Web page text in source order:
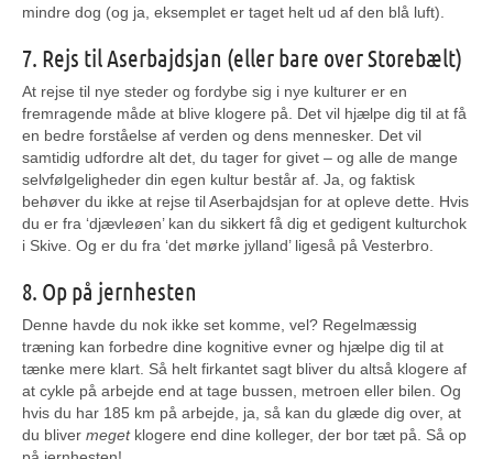
mindre dog (og ja, eksemplet er taget helt ud af den blå luft).
7. Rejs til Aserbajdsjan (eller bare over Storebælt)
At rejse til nye steder og fordybe sig i nye kulturer er en
fremragende måde at blive klogere på. Det vil hjælpe dig til at få
en bedre forståelse af verden og dens mennesker. Det vil
samtidig udfordre alt det, du tager for givet – og alle de mange
selvfølgeligheder din egen kultur består af. Ja, og faktisk
behøver du ikke at rejse til Aserbajdsjan for at opleve dette. Hvis
du er fra ‘djævleøen’ kan du sikkert få dig et gedigent kulturchok
i Skive. Og er du fra ‘det mørke jylland’ ligeså på Vesterbro.
8. Op på jernhesten
Denne havde du nok ikke set komme, vel? Regelmæssig
træning kan forbedre dine kognitive evner og hjælpe dig til at
tænke mere klart. Så helt firkantet sagt bliver du altså klogere af
at cykle på arbejde end at tage bussen, metroen eller bilen. Og
hvis du har 185 km på arbejde, ja, så kan du glæde dig over, at
du bliver megetklogere end dine kolleger, der bor tæt på. Så op